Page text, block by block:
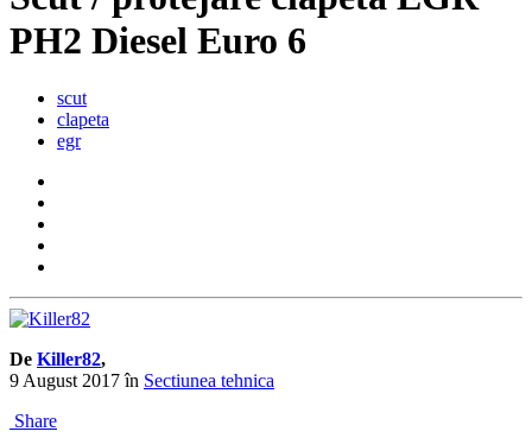
PH2 Diesel Euro 6
scut
clapeta
egr
De Killer82,
9 August 2017în Sectiunea tehnica
Share